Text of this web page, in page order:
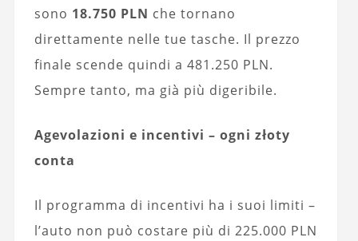
sono 18.750 PLN che tornano
direttamente nelle tue tasche. Il prezzo
finale scende quindi a 481.250 PLN.
Sempre tanto, ma già più digeribile.
Agevolazioni e incentivi – ogni złoty
conta
Il programma di incentivi ha i suoi limiti –
l’auto non può costare più di 225.000 PLN